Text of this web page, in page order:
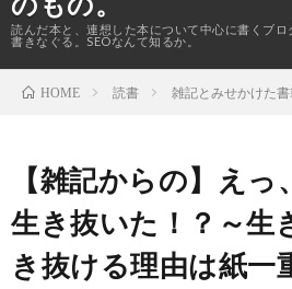
読んだ本と、連想した本について中心に書くブロ
書きなぐる。SEOなんて知るか。
HOME 読書 雑記とみせかけた
【雑記からの】え
生き抜いた！？～生
き抜ける理由は紙一